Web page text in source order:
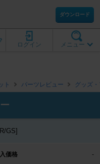
ダウンロード
メニュー
ログイン
ト パーツレビュー グッズ
GS]
価格 -